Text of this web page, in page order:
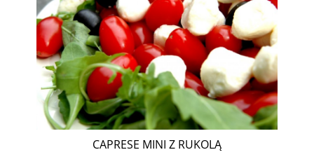
CAPRESE MINI Z RUKOLĄ